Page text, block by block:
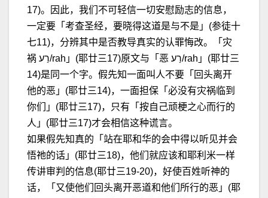
17)。因此，我们不可轻信一切安慰励志的信息，
一定要「考查圣经，要晓得这道是与不是」(参徒十
七11)，分辨其中是否教导真实的认罪悔改。「灾
祸 רַע/rah」(耶廿三17)原文与「恶 רַע/rah」(耶廿三
14)是同一个字。假先知一面叫人不要「回头离开
他的恶」(耶廿三14)，一面担保「必没有灾祸临到
你们」(耶廿三17)，只有「按自己顽梗之心而行的
人」(耶廿三17)才会相信这种谎言。
如果假先知真的「站在耶和华的会中得以听见并会
悟祂的话」(耶廿三18)，他们就应该和耶利米一样
传讲审判的信息(耶廿三19-20)，好使百姓听神的
话，「又使他们回头离开恶道和他们所行的恶」(耶